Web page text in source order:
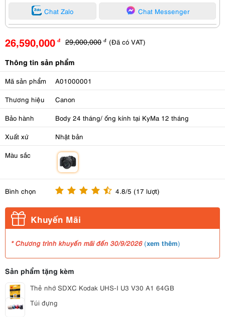
Chat Zalo Chat Messenger
26,590,000 đ 29,000,000 đ (Đã có VAT)
Thông tin sản phẩm
Mã sản phẩm A01000001
Thương hiệu Canon
Bảo hành Body 24 tháng/ ống kính tại KyMa 12 tháng
Xuất xứ Nhật bản
Màu sắc
Bình chọn 4.8/5 (17 lượt)
Khuyến Mãi
* Chương trình khuyến mãi đến 30/9/2026 (xem thêm)
Sản phẩm tặng kèm
Thẻ nhớ SDXC Kodak UHS-I U3 V30 A1 64GB
Túi đựng